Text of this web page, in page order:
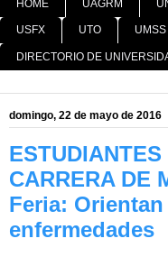
HOME UAGRM
USFX UTO UMSS
DIRECTORIO DE
domingo, 22 de mayo de 2016
CARRERA DE
Feria:
enfermedades